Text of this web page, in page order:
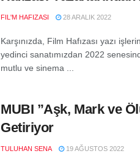
FIL'M HAFIZASI 28 ARALIK 2022
Karşınızda, Film Hafızası yazı
yedinci sanatımızdan 2022
mutlu ve sinema ...
MUBI ”Aşk, Mark ve
Getiriyor
TULUHAN SENA 19 AĞUSTOS 2022